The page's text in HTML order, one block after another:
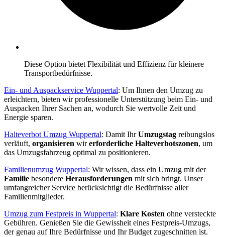
Diese Option bietet Flexibilität und Effizienz für kleinere
Transportbedürfnisse.
Ein- und Auspackservice Wuppertal: Um Ihnen den Umzug zu
erleichtern, bieten wir professionelle Unterstützung beim Ein- und
Auspacken Ihrer Sachen an, wodurch Sie wertvolle Zeit und
Energie sparen.
Halteverbot Umzug Wuppertal: Damit IhrUmzugstag reibungslos
verläuft, organisieren wirerforderliche Halteverbotszonen, um
das Umzugsfahrzeug optimal zu positionieren.
Familienumzug Wuppertal: Wir wissen, dass ein Umzug mit der
Familie besondere Herausforderungen mit sich bringt. Unser
umfangreicher Service berücksichtigt die Bedürfnisse aller
Familienmitglieder.
Umzug zum Festpreis in Wuppertal: Klare Kosten ohne versteckte
Gebühren. Genießen Sie die Gewissheit eines Festpreis-Umzugs,
der genau auf Ihre Bedürfnisse und Ihr Budget zugeschnitten ist.